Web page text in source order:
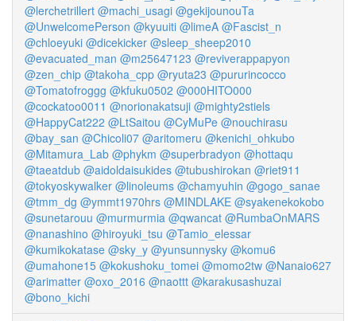
@lerchetrillert @machi_usagi @gekijounouTa
@UnwelcomePerson @kyuuiti @limeA @Fascist_n
@chloeyuki @dicekicker @sleep_sheep2010
@evacuated_man @m25647123 @reviverappapyon
@zen_chip @takoha_cpp @ryuta23 @pururincocco
@Tomatofroggg @kfuku0502 @000HITO000
@cockatoo0011 @norionakatsuji @mighty2stiels
@HappyCat222 @LtSaitou @CyMuPe @nouchirasu
@bay_san @Chicoli07 @aritomeru @kenichi_ohkubo
@Mitamura_Lab @phykm @superbradyon @hottaqu
@taeatdub @aidoldaisukides @tubushirokan @riet911
@tokyoskywalker @linoleums @chamyuhin @gogo_sanae
@tmm_dg @ymmt1970hrs @MINDLAKE @syakenekokobo
@sunetarouu @murmurmia @qwancat @RumbaOnMARS
@nanashino @hiroyuki_tsu @Tamio_elessar
@kumikokatase @sky_y @yunsunnysky @komu6
@umahone15 @kokushoku_tomei @momo2tw @Nanaio627
@arimatter @oxo_2016 @naottt @karakusashuzai
@bono_kichi